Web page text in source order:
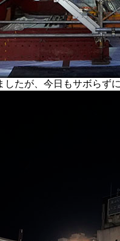
たが、今日もサボらず